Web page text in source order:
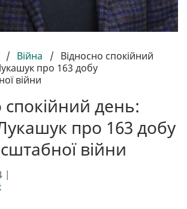
/ Війна / Відносно спокійний
про 163 добу
війни
спокійний день:
про 163 добу
війни
|